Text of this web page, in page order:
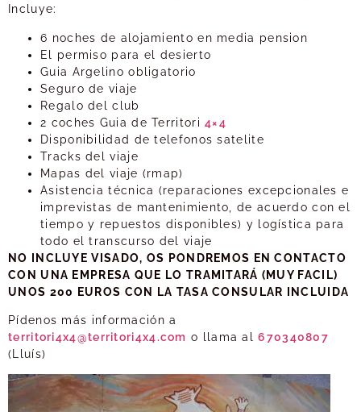
Incluye:
6 noches de alojamiento en media pension
El permiso para el desierto
Guia Argelino obligatorio
Seguro de viaje
Regalo del club
2 coches Guia de Territori4×4
Disponibilidad de telefonos satelite
Tracks del viaje
Mapas del viaje (rmap)
Asistencia técnica (reparaciones excepcionales e
imprevistas de mantenimiento, de acuerdo con el
tiempo y repuestos disponibles) y logística para
todo el transcurso del viaje
NO INCLUYE VISADO, OS PONDREMOS EN CONTACTO
CON UNA EMPRESA QUE LO TRAMITARÁ (MUY FACIL)
UNOS 200 EUROS CON LA TASA CONSULAR INCLUIDA
Pídenos más información a
territori4x4@territori4x4.com o llama al670340807
(Lluís)